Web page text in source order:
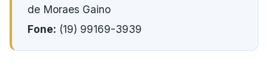
de Moraes Gaino
Fone: (19) 99169-3939